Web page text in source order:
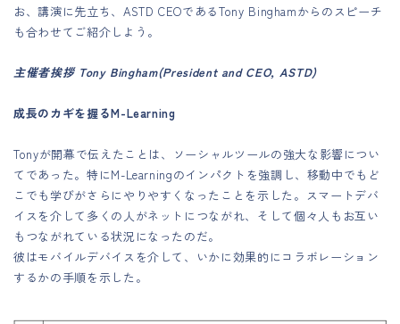
お、講演に先立ち、ASTD CEOであるTony Binghamからのスピーチ
も合わせてご紹介しよう。
主催者挨拶 Tony Bingham(President and CEO, ASTD)
成長のカギを握るM-Learning
Tonyが開幕で伝えたことは、ソーシャルツールの強大な影響につい
てであった。特にM-Learningのインパクトを強調し、移動中でもど
こでも学びがさらにやりやすくなったことを示した。スマートデバ
イスを介して多くの人がネットにつながれ、そして個々人もお互い
もつながれている状況になったのだ。
彼はモバイルデバイスを介して、いかに効果的にコラボレーション
するかの手順を示した。